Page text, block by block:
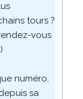
tours ?
vous
numéro,
sa